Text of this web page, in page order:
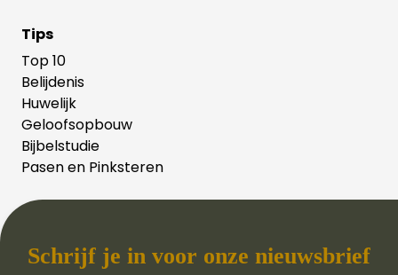
Tips
Top 10
Belijdenis
Huwelijk
Geloofsopbouw
Bijbelstudie
Pasen en Pinksteren
Schrijf je in voor onze nieuwsbrief